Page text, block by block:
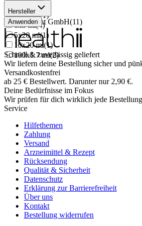
5x50 ml( 2
96x2 ml(1)
6x5 ml(4)
5x20 ml(1)
10x20 ml(1)
100x1.7 ml(2)
Hersteller
Septodont GmbH(11)
Anwenden
Schnell & zuverlässig geliefert
Wir liefern deine Bestellung sicher und
Versandkostenfrei
ab 25 € Bestellwert. Darunter nur 2,90 €.
Deine Bedürfnisse im Fokus
Wir prüfen für dich wirklich jede
Service
Hilfethemen
Zahlung
Versand
Arzneimittel & Rezept
Rücksendung
Qualität & Sicherheit
Datenschutz
Erklärung zur Barrierefreiheit
Über uns
Kontakt
Bestellung widerrufen